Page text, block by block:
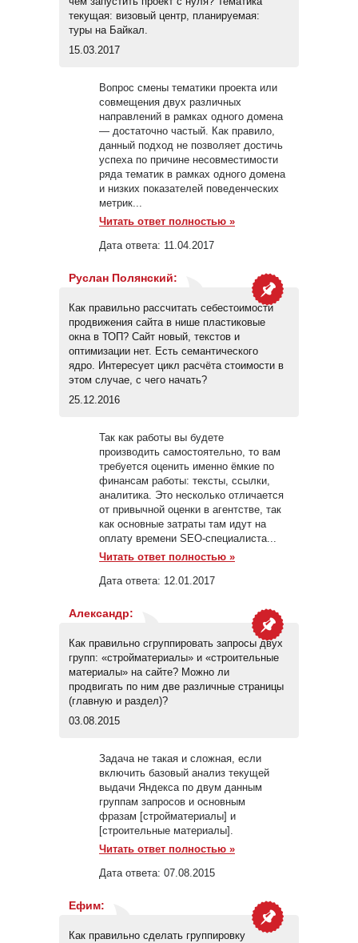
текущая: визовый центр, планируемая:
туры на Байкал.
15.03.2017
Вопрос смены тематики проекта или
совмещения двух различных
направлений в рамках одного домена
— достаточно частый. Как правило,
данный подход не позволяет достичь
успеха по причине несовместимости
ряда тематик в рамках одного домена
и низких показателей поведенческих
метрик...
Читать ответ полностью »
Дата ответа: 11.04.2017
Руслан Полянский:
Как правильно рассчитать себестоимости
продвижения сайта в нише пластиковые
окна в ТОП? Сайт новый, текстов и
оптимизации нет. Есть семантического
ядро. Интересует цикл расчёта стоимости в
этом случае, с чего начать?
25.12.2016
Так как работы вы будете
производить самостоятельно, то вам
требуется оценить именно ёмкие по
финансам работы: тексты, ссылки,
аналитика. Это несколько отличается
от привычной оценки в агентстве, так
как основные затраты там идут на
оплату времени SEO-специалиста...
Читать ответ полностью »
Дата ответа: 12.01.2017
Александр:
Как правильно сгруппировать запросы двух
групп: «стройматериалы» и «строительные
материалы» на сайте? Можно ли
продвигать по ним две различные страницы
(главную и раздел)?
03.08.2015
Задача не такая и сложная, если
включить базовый анализ текущей
выдачи Яндекса по двум данным
группам запросов и основным
фразам [стройматериалы] и
[строительные материалы].
Читать ответ полностью »
Дата ответа: 07.08.2015
Ефим:
Как правильно сделать группировку